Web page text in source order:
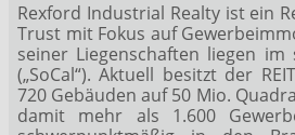
Rexford Industrial Realty ist ein
Trust mit Fokus auf
seiner Liegenschaften liegen im
(„SoCal“). Aktuell besitzt der
720 Gebäuden auf 50 Mio.
damit mehr als 1.600